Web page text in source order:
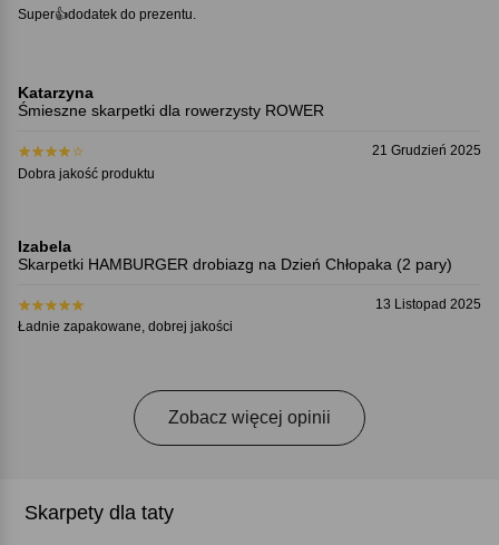
Super👍dodatek do prezentu.
Śmieszne skarpetki dla rowerzysty ROWER
Katarzyna
21 Grudzień 2025
Dobra jakość produktu
Skarpetki HAMBURGER drobiazg na Dzień Chłopaka (2 pary)
Izabela
13 Listopad 2025
Ładnie zapakowane, dobrej jakości
Zobacz więcej opinii
Skarpety dla taty